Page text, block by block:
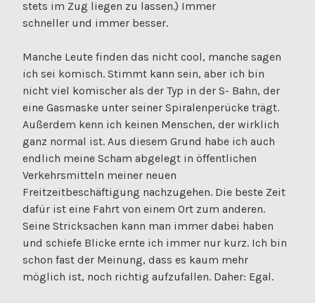
stets im Zug liegen zu lassen.) Immer
schneller und immer besser.
Manche Leute finden das nicht cool, manche sagen
ich sei komisch. Stimmt kann sein, aber ich bin
nicht viel komischer als der Typ in der S- Bahn, der
eine Gasmaske unter seiner Spiralenperücke trägt.
Außerdem kenn ich keinen Menschen, der wirklich
ganz normal ist. Aus diesem Grund habe ich auch
endlich meine Scham abgelegt in öffentlichen
Verkehrsmitteln meiner neuen
Freitzeitbeschäftigung nachzugehen. Die beste Zeit
dafür ist eine Fahrt von einem Ort zum anderen.
Seine Stricksachen kann man immer dabei haben
und schiefe Blicke ernte ich immer nur kurz. Ich bin
schon fast der Meinung, dass es kaum mehr
möglich ist, noch richtig aufzufallen. Daher: Egal.